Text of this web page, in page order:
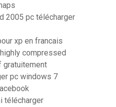
2005 pc télécharger
xp en francais
compressed
gratuitement
pc windows 7
télécharger